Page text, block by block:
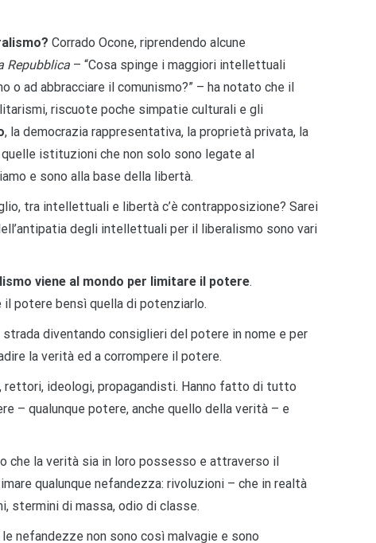
Corrado Ocone, riprendendo alcune
Repubblica – “Cosa spinge i maggiori intellettuali
ad abbracciare il comunismo?” – ha notato che il
riscuote poche simpatie culturali e gli
, la democrazia rappresentativa, la proprietà privata, la
istituzioni che non solo sono legate al
e sono alla base della libertà.
tra intellettuali e libertà c’è contrapposizione? Sarei
degli intellettuali per il liberalismo sono vari
viene al mondo per limitare il potere.
potere bensì quella di potenziarlo.
diventando consiglieri del potere in nome e per
la verità ed a corrompere il potere.
rettori, ideologi, propagandisti. Hanno fatto di tutto
– qualunque potere, anche quello della verità – e
che la verità sia in loro possesso e attraverso il
qualunque nefandezza: rivoluzioni – che in realtà
stermini di massa, odio di classe.
nefandezze non sono così malvagie e sono